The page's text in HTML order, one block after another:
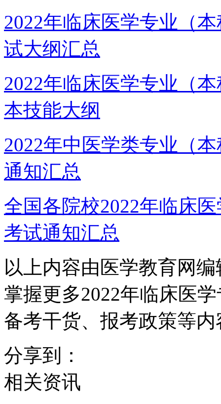
2022年临床医学专业（
试大纲汇总
2022年临床医学专业（
本技能大纲
2022年中医学类专业（
通知汇总
全国各院校2022年临床
考试通知汇总
以上内容由医学教育网
掌握更多2022年临床医
备考干货、报考政策等内
分享到：
相关资讯